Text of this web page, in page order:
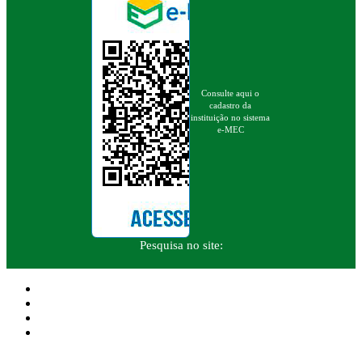
Consulte aqui o
cadastro da
instituição no sistema
e-MEC
Pesquisa no site: